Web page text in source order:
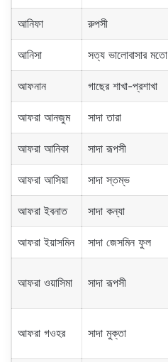
আনিফা রুপসী
আনিসা সত্য ভালোবাসার মতো
আফনান গাছের শাখা-প্রশাখা
আফরা আনজুম সাদা তারা
আফরা আনিকা সাদা রূপসী
আফরা আসিয়া সাদা স্তম্ভ
আফরা ইবনাত সাদা কন্যা
আফরা ইয়াসমিন সাদা জেসমিন ফুল
আফরা ওয়াসিমা সাদা রূপসী
আফরা গওহর সাদা মুক্তা